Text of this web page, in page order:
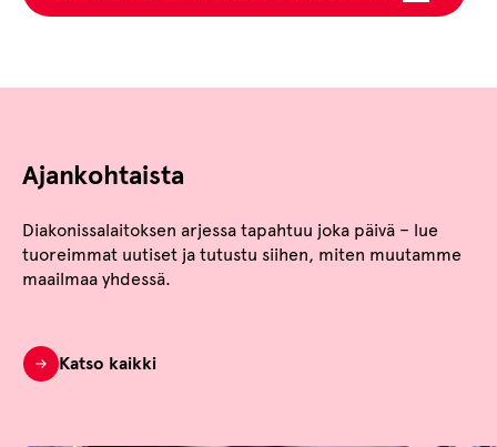
Ajankohtaista
Diakonissalaitoksen arjessa tapahtuu joka päivä – lue
tuoreimmat uutiset ja tutustu siihen, miten muutamme
maailmaa yhdessä.
Katso kaikki